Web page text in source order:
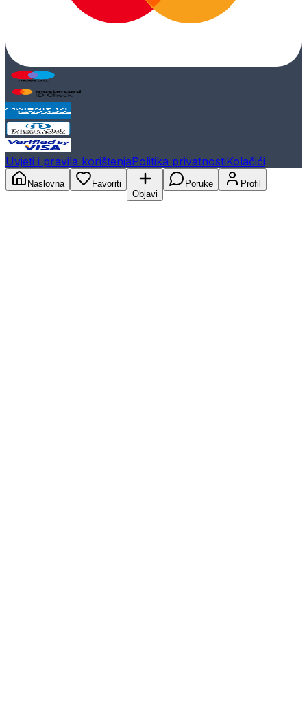
Uvjeti i pravila korištenjaPolitika privatnostiKolačići
Naslovna
Favoriti
Objavi
Poruke Profil